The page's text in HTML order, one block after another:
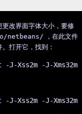
更改界面字体大小，要修
netbeans/ ，在此文件
打开它，找到：